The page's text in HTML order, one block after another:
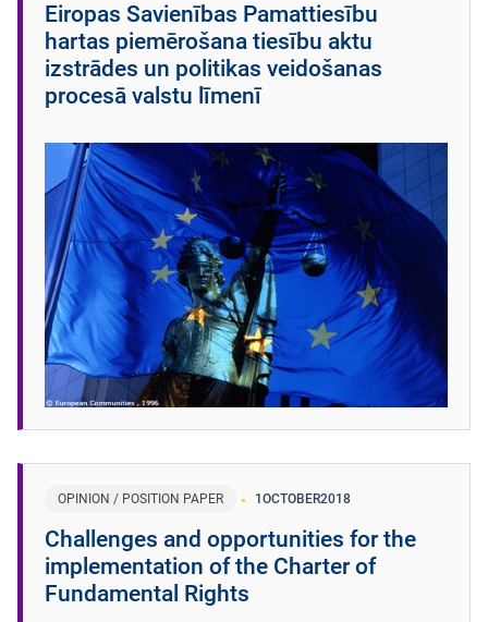
Eiropas Savienības Pamattiesību
hartas piemērošana tiesību aktu
izstrādes un politikas veidošanas
procesā valstu līmenī
OPINION / POSITION PAPER 1 OCTOBER2018
Challenges and opportunities for the
implementation of the Charter of
Fundamental Rights